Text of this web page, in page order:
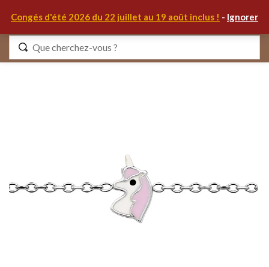
Congés d'été 2026 du 22 juillet au 19 août inclus ! - Ignorer
Identifiez-vous
S'IDENTIFIER
MON COMPTE